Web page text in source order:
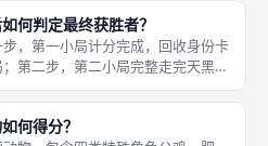
局速刷变体，但门店正式教学、竞
何判定最终获胜者？
，第一小局计分完成，回收身份卡
第二步，第二小局完整走完天黑、
第二局单局分数，继续开启第三小
完毕后，停止新一轮身份分发，讲
何得分？